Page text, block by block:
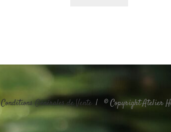
Conditions Générales de Vente| © Copyright Atelier